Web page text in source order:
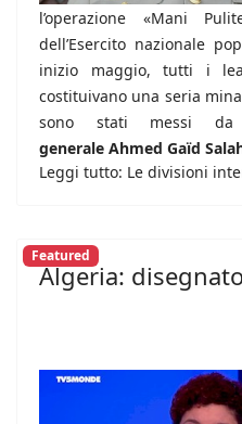
l’operazione «Mani
dell’Esercito nazionale
inizio maggio, tutti i
costituivano una seria
sono stati messi
generale Ahmed Gaïd
Leggi tutto: Le divisioni
Featured
Algeria: